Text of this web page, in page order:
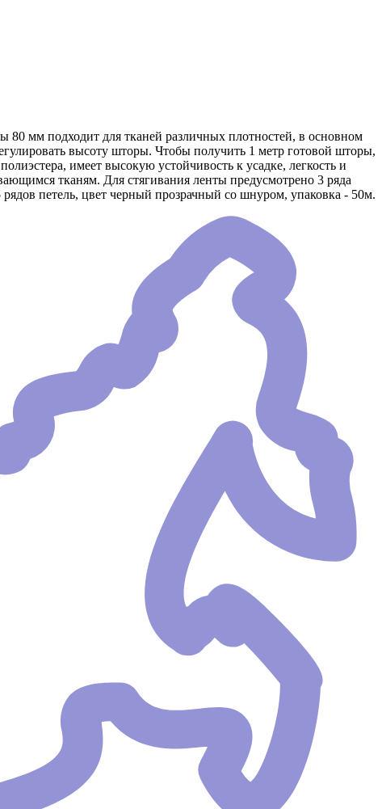
80 мм подходит для тканей различных плотностей, в основном
высоту шторы. Чтобы получить 1 метр готовой шторы,
имеет высокую устойчивость к усадке, легкость и
тканям. Для стягивания ленты предусмотрено 3 ряда
петель, цвет черный прозрачный со шнуром, упаковка - 50м.